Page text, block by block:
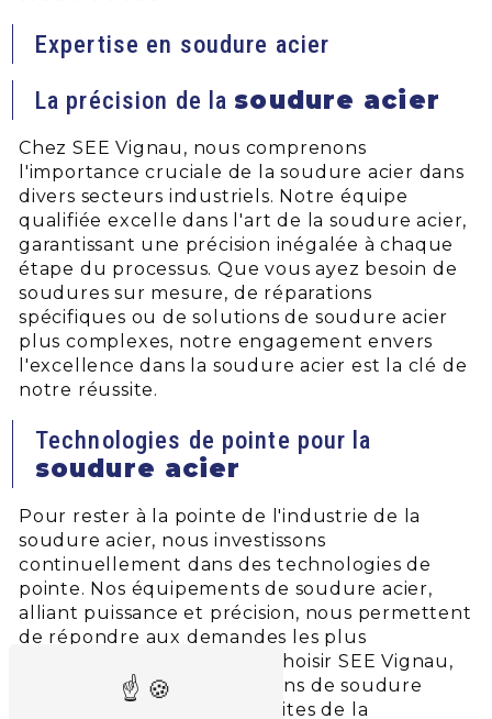
Expertise en soudure acier
La précision de la soudure acier
Chez SEE Vignau, nous comprenons
l'importance cruciale de la soudure acier dans
divers secteurs industriels. Notre équipe
qualifiée excelle dans l'art de la soudure acier,
garantissant une précision inégalée à chaque
étape du processus. Que vous ayez besoin de
soudures sur mesure, de réparations
spécifiques ou de solutions de soudure acier
plus complexes, notre engagement envers
l'excellence dans la soudure acier est la clé de
notre réussite.
Technologies de pointe pour la
soudure acier
Pour rester à la pointe de l'industrie de la
soudure acier, nous investissons
continuellement dans des technologies de
pointe. Nos équipements de soudure acier,
alliant puissance et précision, nous permettent
de répondre aux demandes les plus
exigeantes de nos clients. Choisir SEE Vignau,
c'est opter pour des solutions de soudure
acier qui repoussent les limites de la